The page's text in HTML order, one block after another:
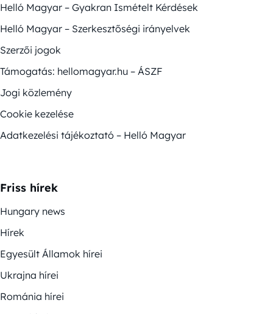
Helló Magyar – Gyakran Ismételt Kérdések
Helló Magyar – Szerkesztőségi irányelvek
Szerzői jogok
Támogatás: hellomagyar.hu – ÁSZF
Jogi közlemény
Cookie kezelése
Adatkezelési tájékoztató – Helló Magyar
Friss hírek
Hungary news
Hírek
Egyesült Államok hírei
Ukrajna hírei
Románia hírei